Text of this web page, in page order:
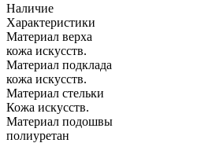
Наличие
Характеристики
Материал верха
кожа искусств.
Материал подклада
кожа искусств.
Материал стельки
Кожа искусств.
Материал подошвы
полиуретан